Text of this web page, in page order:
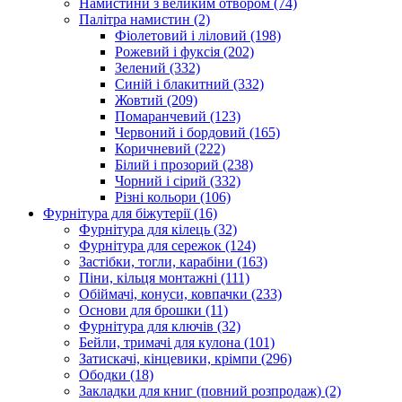
Намистини з великим отвором (74)
Палітра намистин (2)
Фіолетовий і ліловий (198)
Рожевий і фуксія (202)
Зелений (332)
Синій і блакитний (332)
Жовтий (209)
Помаранчевий (123)
Червоний і бордовий (165)
Коричневий (222)
Білий і прозорий (238)
Чорний і сірий (332)
Різні кольори (106)
Фурнітура для біжутерії(16)
Фурнітура для кілець (32)
Фурнітура для сережок (124)
Застібки, тогли, карабіни (163)
Піни, кільця монтажні (111)
Обіймачі, конуси, ковпачки (233)
Основи для брошки (11)
Фурнітура для ключів (32)
Бейли, тримачі для кулона (101)
Затискачі, кінцевики, крімпи (296)
Ободки (18)
Закладки для книг (повний розпродаж) (2)